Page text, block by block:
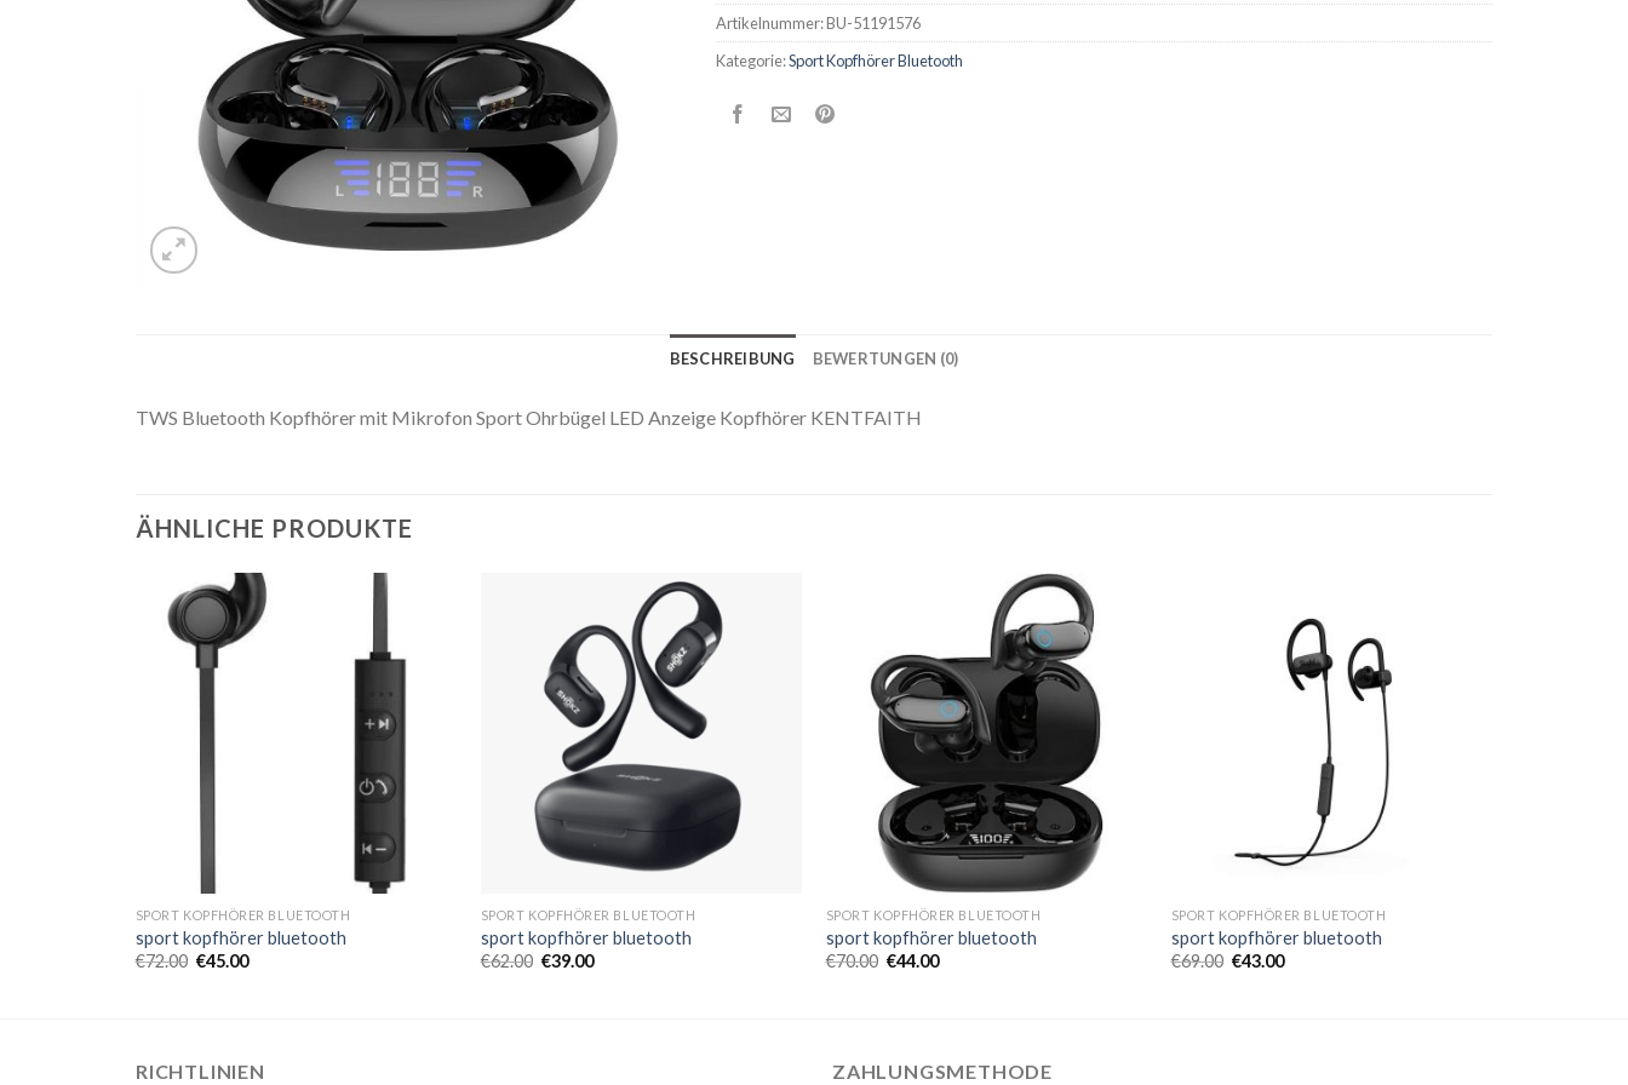
Artikelnummer:BU-51191576
Kategorie:Sport Kopfhörer Bluetooth
BESCHREIBUNG BEWERTUNGEN (0)
TWS Bluetooth Kopfhörer mit Mikrofon Sport Ohrbügel LED Anzeige Kopfhörer KENTFAITH
ÄHNLICHE PRODUKTE
SPORT KOPFHÖRER BLUETOOTH
sport kopfhörer bluetooth
€72.00 €45.00
SPORT KOPFHÖRER BLUETOOTH
sport kopfhörer bluetooth
€62.00 €39.00
SPORT KOPFHÖRER BLUETOOTH
sport kopfhörer bluetooth
€70.00 €44.00
SPORT KOPFHÖRER BLUETOOTH
sport kopfhörer bluetooth
€69.00 €43.00
RICHTLINIEN ZAHLUNGSMETHODE